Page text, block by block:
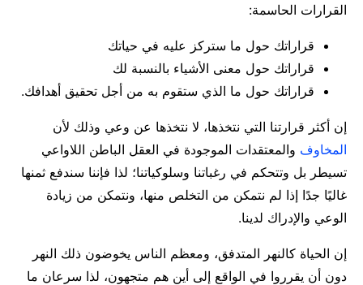
القرارات الحاسمة:
قراراتك حول ما ستركز عليه في حياتك
قراراتك حول معنى الأشياء بالنسبة لك
قراراتك حول ما الذي ستقوم به من أجل تحقيق أهدافك.
إن أكثر قرارتنا التي نتخذها، لا نتخذها عن وعي وذلك لأن
المخاوف والمعتقدات الموجودة في العقل الباطن اللاواعي
تسيطر بل وتتحكم في رغباتنا وسلوكياتنا؛ لذا فإننا سندفع ثمنها
غاليًا جدًا إذا لم نتمكن من التخلص منها، ونتمكن من زيادة
الوعي والإدراك لدينا.
إن الحياة كالنهر المتدفق، ومعظم الناس يخوضون ذلك النهر
دون أن يقرروا في الواقع إلى أين هم متجهون، لذا سرعان ما